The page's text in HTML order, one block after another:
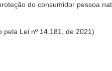
proteção do consumidor
Lei nº 14.181, de 2021)